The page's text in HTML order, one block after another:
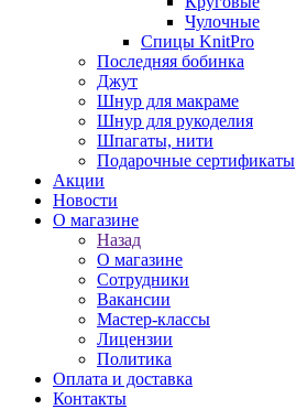
Чулочные
Спицы KnitPro
Последняя бобинка
Джут
Шнур для макраме
Шнур для рукоделия
Шпагаты, нити
Подарочные сертификаты
Акции
Новости
О магазине
Назад
О магазине
Сотрудники
Вакансии
Мастер-классы
Лицензии
Политика
Оплата и доставка
Контакты